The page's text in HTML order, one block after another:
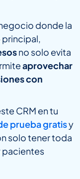
donde la
no solo evita
aprovechar
con
CRM en tu
prueba gratisy
solo tener toda
pacientes